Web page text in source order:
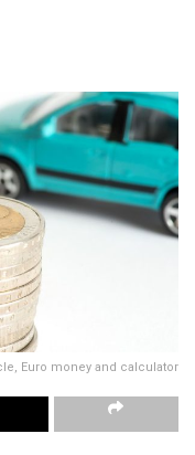
Euro money and calculator